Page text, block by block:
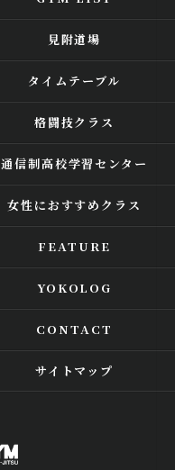
見附道場
タイムテーブル
格闘技クラス
通信制高校学習センター
女性におすすめクラス
FEATURE
YOKOLOG
CONTACT
サイトマップ